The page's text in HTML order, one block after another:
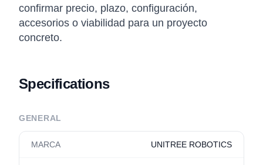
confirmar precio, plazo, configuración,
accesorios o viabilidad para un proyecto
concreto.
Specifications
GENERAL
MARCA UNITREE ROBOTICS